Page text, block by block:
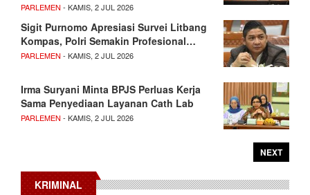
PARLEMEN - KAMIS, 2 JUL 2026
Sigit Purnomo Apresiasi Survei Litbang
Kompas, Polri Semakin Profesional…
PARLEMEN - KAMIS, 2 JUL 2026
Irma Suryani Minta BPJS Perluas Kerja
Sama Penyediaan Layanan Cath Lab
PARLEMEN - KAMIS, 2 JUL 2026
NEXT
KRIMINAL